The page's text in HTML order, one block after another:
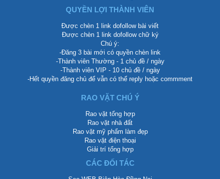
QUYỀN LỢI THÀNH VIÊN
Được chèn 1 link dofollow bài viết
Được chèn 1 link dofollow chữ ký
Chú ý:
-Đăng 3 bài mới có quyền chèn link
-Thành viên Thường - 1 chủ đề / ngày
-Thành viên VIP - 10 chủ đề / ngày
-Hết quyền đăng chủ để vẫn có thể reply hoặc commment
RAO VẶT CHÚ Ý
Rao vặt tổng hợp
Rao vặt nhà đất
Rao vặt mỹ phẩm làm đẹp
Rao vặt điện thoại
Giải trí tổng hợp
CÁC ĐỐI TÁC